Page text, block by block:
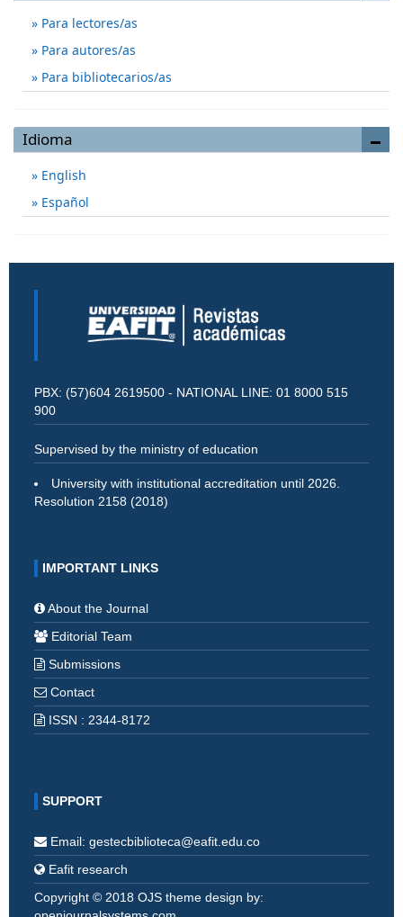
Para lectores/as
Para autores/as
Para bibliotecarios/as
Idioma
English
Español
PBX: (57)604 2619500 - NATIONAL LINE: 01 8000 515
900
Supervised by the ministry of education
University with institutional accreditation until 2026.
Resolution 2158 (2018)
IMPORTANT LINKS
About the Journal
Editorial Team
Submissions
Contact
ISSN : 2344-8172
SUPPORT
Email: gestecbiblioteca@eafit.edu.co
Eafit research
Copyright © 2018 OJS theme design by: